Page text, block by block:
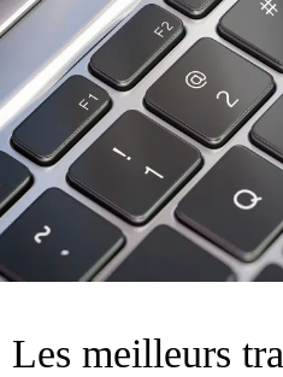
Les meilleurs